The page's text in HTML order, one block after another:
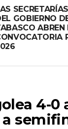
GOBIERNO
ABREN
4-0
a